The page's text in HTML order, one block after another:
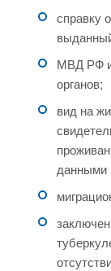
справку
МВД РФ и
органов;
вид на
данными